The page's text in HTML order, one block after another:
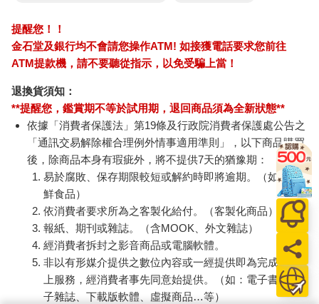
提醒您！！
金石堂及銀行均不會請您操作ATM! 如接獲電話要求您前往
ATM提款機，請不要聽從指示，以免受騙上當！
退換貨須知：
**提醒您，鑑賞期不等於試用期，退回商品須為全新狀態**
依據「消費者保護法」第19條及行政院消費者保護處公告之
「通訊交易解除權合理例外情事適用準則」，以下商品購買
後，除商品本身有瑕疵外，將不提供7天的猶豫期：
易於腐敗、保存期限較短或解約時即將逾期。（如：生
鮮食品）
依消費者要求所為之客製化給付。（客製化商品）
報紙、期刊或雜誌。（含MOOK、外文雜誌）
經消費者拆封之影音商品或電腦軟體。
非以有形媒介提供之數位內容或一經提供即為完成之線
上服務，經消費者事先同意始提供。（如：電子書、電
子雜誌、下載版軟體、虛擬商品…等）